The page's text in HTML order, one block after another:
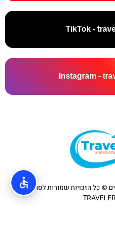
© כל הזכויות שמורות לסוכנות